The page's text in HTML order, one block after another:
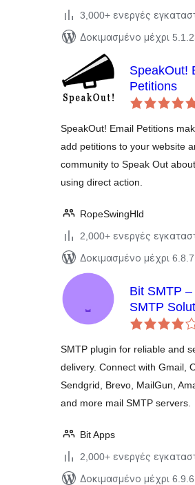
3,000+ ενεργές
Δοκιμασμένο μέχρι
SpeakOut!
Petitions
SpeakOut! Email Petitions
add petitions to your website
community to Speak Out
using direct action.
RopeSwingHld
2,000+ ενεργές
Δοκιμασμένο μέχρι 6.8.7
Bit SMTP
SMTP
Email Logs
SMTP plugin for reliable and
delivery. Connect with Gmail,
Sendgrid, Brevo, MailGun,
and more mail SMTP servers.
Bit Apps
2,000+ ενεργές
Δοκιμασμένο μέχρι 6.9.6